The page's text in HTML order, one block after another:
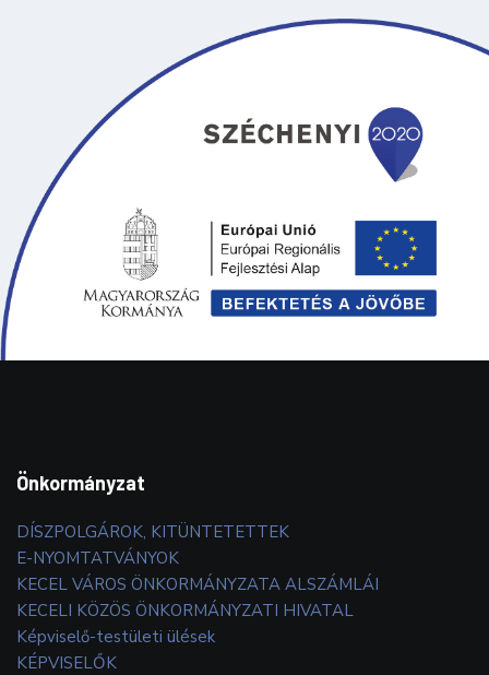
Önkormányzat
DÍSZPOLGÁROK, KITÜNTETETTEK
E-NYOMTATVÁNYOK
KECEL VÁROS ÖNKORMÁNYZATA ALSZÁMLÁI
KECELI KÖZÖS ÖNKORMÁNYZATI HIVATAL
Képviselő-testületi ülések
KÉPVISELŐK